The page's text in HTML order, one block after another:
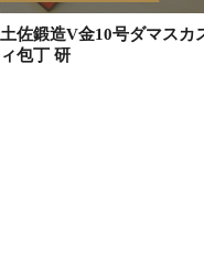
土佐鍛造V金10号ダマスカ
ィ包丁 研